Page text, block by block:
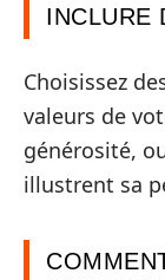
INCLURE
Choisissez
valeurs de
générosité,
illustrent sa